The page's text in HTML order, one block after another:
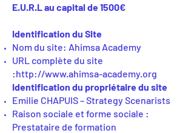
E.U.R.L au capital de 1500€
Identification du Site
Nom du site: Ahimsa Academy
URL complète du site
:http://www.ahimsa-academy.org
Identification du propriétaire du site
Emilie CHAPUIS – Strategy Scenarists
Raison sociale et forme sociale :
Prestataire de formation